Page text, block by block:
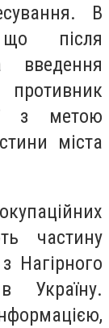
В
що після
введення
з метою
міста
частину
Нагірного
Україну.